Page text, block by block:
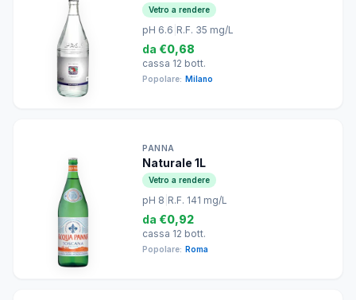
Vetro a rendere
pH 6.6 R.F. 35 mg/L
da €0,68
cassa 12 bott.
Popolare: Milano
PANNA
Naturale 1L
Vetro a rendere
pH 8 R.F. 141 mg/L
da €0,92
cassa 12 bott.
Popolare: Roma